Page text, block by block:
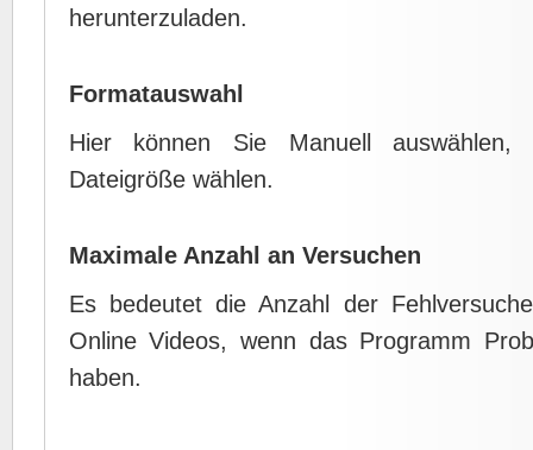
herunterzuladen.
Formatauswahl
Hier können Sie Manuell auswählen,
Dateigröße wählen.
Maximale Anzahl an Versuchen
Es bedeutet die Anzahl der
Online Videos, wenn das Programm
haben.